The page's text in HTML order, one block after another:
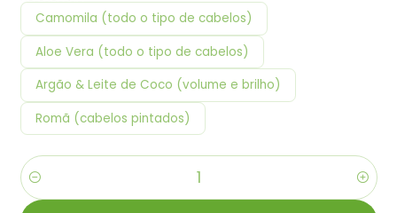
Camomila (todo o tipo de cabelos)
Aloe Vera (todo o tipo de cabelos)
Argão & Leite de Coco (volume e brilho)
Romã (cabelos pintados)
Quantidade